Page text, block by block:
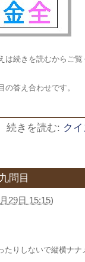
続きを読むからご覧
答え合わせです。
続きを読む: ク
問目
29日 15:15)
たりしないで縦横ナ